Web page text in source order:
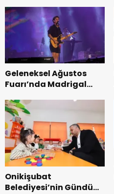
Bisikleti Turnuvası
Tamamlandı.
Geleneksel Ağustos
Fuarı’nda Madrigal
Onikişubat
Belediyesi’nin Gündüz